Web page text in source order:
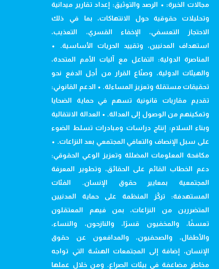
مجالات الخبرة: • الرصد والتوثيق: إعداد تقارير ميدانية
وتحليلات حقوقية حول الانتهاكات، بما في ذلك
الاحتجاز التعسفي، الإخفاء القسري، التعذيب،
استهداف المدنيين، وتقييد الحريات الأساسية. •
المناصرة الدولية: التفاعل مع آليات الأمم المتحدة،
والهيئات الدولية، وصنّاع القرار من أجل الدفع نحو
تحقيقات مستقلة وتعزيز المساءلة. • الدعم القانوني:
تقديم مقاربات قانونية تسهم في حماية الضحايا
وتمكينهم من الوصول إلى العدالة. • العدالة الانتقالية
وبناء السلام: إنتاج دراسات ومبادرات تسلط الضوء
على سبل الإنصاف والتعافي المجتمعي بعد النزاعات. •
مكافحة المعلومات المضللة وتعزيز الوعي الحقوقي:
دعم الخطاب القائم على الحقائق، وتطوير المعرفة
المجتمعية بمعايير حقوق الإنسان. الفئات
المستهدفة: تركّز المنظمة على حماية المدنيين
المتضررين من النزاعات، بمن فيهم المعتقلون
تعسفًا، والمخفيون قسرًا، والنازحون، والنساء،
والأطفال، والصحفيون، والمدافعون عن حقوق
الإنسان، إضافة إلى المجتمعات الهشة التي تواجه
مخاطر مضاعفة في بيئات الصراع. ومن خلال عملها